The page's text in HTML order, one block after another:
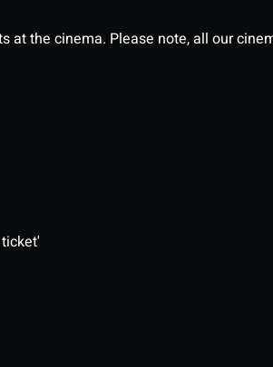
the cinema. Please note, all our